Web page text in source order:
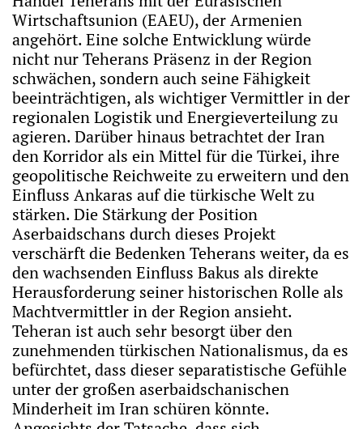
Wirtschaftsunion (EAEU), der Armenien
angehört. Eine solche Entwicklung würde
nicht nur Teherans Präsenz in der Region
schwächen, sondern auch seine Fähigkeit
beeinträchtigen, als wichtiger Vermittler in der
regionalen Logistik und Energieverteilung zu
agieren. Darüber hinaus betrachtet der Iran
den Korridor als ein Mittel für die Türkei, ihre
geopolitische Reichweite zu erweitern und den
Einfluss Ankaras auf die türkische Welt zu
stärken. Die Stärkung der Position
Aserbaidschans durch dieses Projekt
verschärft die Bedenken Teherans weiter, da es
den wachsenden Einfluss Bakus als direkte
Herausforderung seiner historischen Rolle als
Machtvermittler in der Region ansieht.
Teheran ist auch sehr besorgt über den
zunehmenden türkischen Nationalismus, da es
befürchtet, dass dieser separatistische Gefühle
unter der großen aserbaidschanischen
Minderheit im Iran schüren könnte.